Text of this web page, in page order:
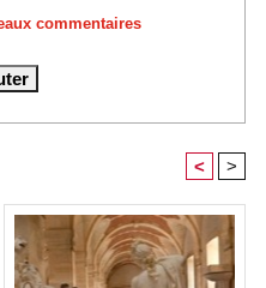
commentaires
< >